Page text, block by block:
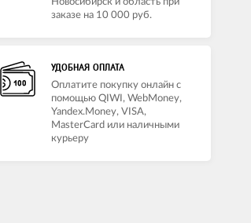
заказе на 10 000 руб.
УДОБНАЯ ОПЛАТА
Оплатите покупку онлайн с
помощью QIWI, WebMoney,
Yandex.Money, VISA,
MasterCard или наличными
курьеру